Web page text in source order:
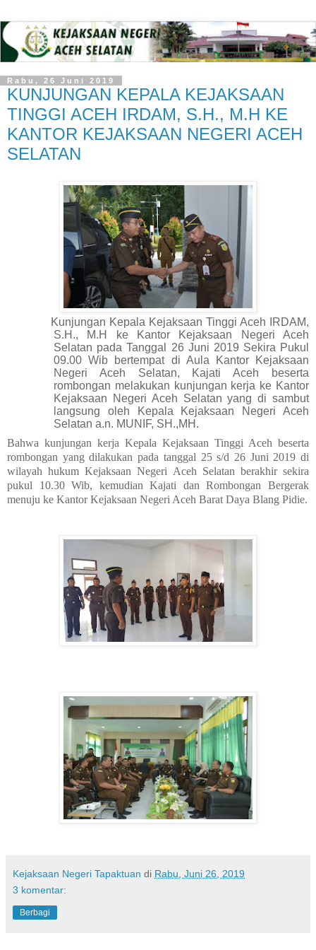
Rabu, 26 Juni 2019
KUNJUNGAN KEPALA KEJAKSAAN
TINGGI ACEH IRDAM, S.H., M.H KE
KANTOR KEJAKSAAN NEGERI ACEH
SELATAN
Kunjungan Kepala Kejaksaan Tinggi Aceh IRDAM,
S.H., M.H ke Kantor Kejaksaan Negeri Aceh
Selatan pada Tanggal 26 Juni 2019 Sekira Pukul
09.00 Wib bertempat di Aula Kantor Kejaksaan
Negeri Aceh Selatan, Kajati Aceh beserta
rombongan melakukan kunjungan kerja ke Kantor
Kejaksaan Negeri Aceh Selatan yang di sambut
langsung oleh Kepala Kejaksaan Negeri Aceh
Selatan a.n. MUNIF, SH.,MH.
Bahwa kunjungan kerja Kepala Kejaksaan Tinggi Aceh beserta
rombongan yang dilakukan pada tanggal 25 s/d 26 Juni 2019 di
wilayah hukum Kejaksaan Negeri Aceh Selatan berakhir sekira
pukul 10.30 Wib, kemudian Kajati dan Rombongan Bergerak
menuju ke Kantor Kejaksaan Negeri Aceh Barat Daya Blang Pidie.
Kejaksaan Negeri Tapaktuan di Rabu, Juni 26, 2019
3 komentar:
Berbagi